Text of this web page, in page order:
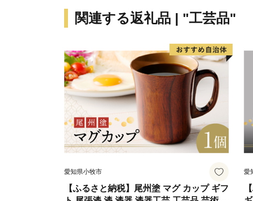
関連する返礼品 | "工芸品"
愛知県小牧市
【ふるさと納税】尾州塗 マグ カップ ギフ
愛